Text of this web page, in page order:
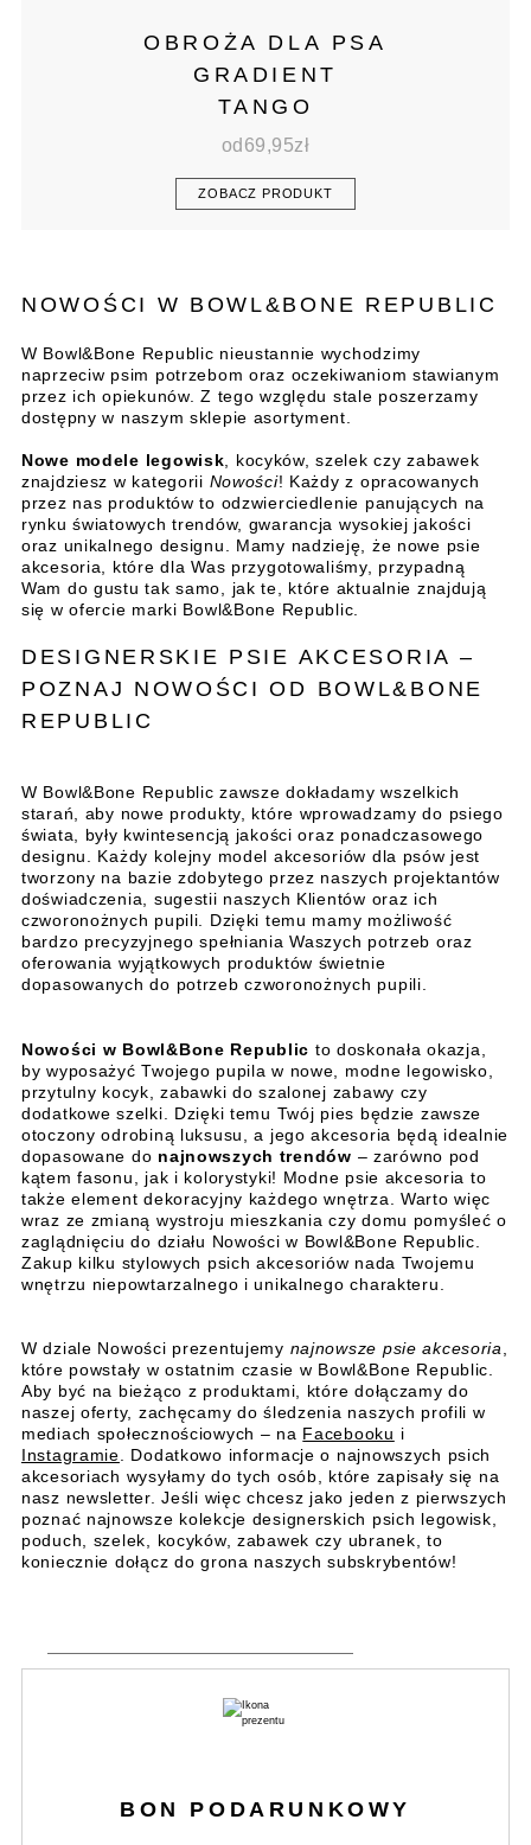
NOWOŚCI W BOWL&BONE REPUBLIC
W Bowl&Bone Republic nieustannie wychodzimy
naprzeciw psim potrzebom oraz oczekiwaniom stawianym
przez ich opiekunów. Z tego względu stale poszerzamy
dostępny w naszym sklepie asortyment.
Nowe modele legowisk , kocyków, szelek czy zabawek
znajdziesz w kategorii Nowości! Każdy z opracowanych
przez nas produktów to odzwierciedlenie panujących na
rynku światowych trendów, gwarancja wysokiej jakości
oraz unikalnego designu. Mamy nadzieję, że nowe psie
akcesoria, które dla Was przygotowaliśmy, przypadną
Wam do gustu tak samo, jak te, które aktualnie znajdują
się w ofercie marki Bowl&Bone Republic.
OBROŻA DLA PSA
GRADIENT
TANGO
od69,95zł
ZOBACZ PRODUKT
DESIGNERSKIE PSIE AKCESORIA –
POZNAJ NOWOŚCI OD BOWL&BONE
REPUBLIC
W Bowl&Bone Republic zawsze dokładamy wszelkich
starań, aby nowe produkty, które wprowadzamy do psiego
świata, były kwintesencją jakości oraz ponadczasowego
designu. Każdy kolejny model akcesoriów dla psów jest
tworzony na bazie zdobytego przez naszych projektantów
doświadczenia, sugestii naszych Klientów oraz ich
czworonożnych pupili. Dzięki temu mamy możliwość
bardzo precyzyjnego spełniania Waszych potrzeb oraz
oferowania wyjątkowych produktów świetnie
dopasowanych do potrzeb czworonożnych pupili.
Nowości w Bowl&Bone Republic to doskonała okazja,
by wyposażyć Twojego pupila w nowe, modne legowisko,
przytulny kocyk, zabawki do szalonej zabawy czy
dodatkowe szelki. Dzięki temu Twój pies będzie zawsze
otoczony odrobiną luksusu, a jego akcesoria będą idealnie
dopasowane do najnowszych trendów – zarówno pod
kątem fasonu, jak i kolorystyki! Modne psie akcesoria to
także element dekoracyjny każdego wnętrza. Warto więc
wraz ze zmianą wystroju mieszkania czy domu pomyśleć o
zaglądnięciu do działu Nowości w Bowl&Bone Republic.
Zakup kilku stylowych psich akcesoriów nada Twojemu
wnętrzu niepowtarzalnego i unikalnego charakteru.
W dziale Nowości prezentujemy najnowsze psie akcesoria,
które powstały w ostatnim czasie w Bowl&Bone Republic.
Aby być na bieżąco z produktami, które dołączamy do
naszej oferty, zachęcamy do śledzenia naszych profili w
mediach społecznościowych – na Facebooku i
Instagramie. Dodatkowo informacje o najnowszych psich
akcesoriach wysyłamy do tych osób, które zapisały się na
nasz newsletter. Jeśli więc chcesz jako jeden z pierwszych
poznać najnowsze kolekcje designerskich psich legowisk,
poduch, szelek, kocyków, zabawek czy ubranek, to
koniecznie dołącz do grona naszych subskrybentów!
BON PODARUNKOWY